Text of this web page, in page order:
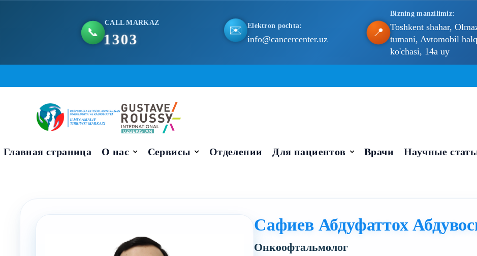
📞
CALL MARKAZ
1303 ✉️ Elektron pochta:
info@cancercenter.uz
📍
Bizning manzilimiz:
Toshkent shahar,
tumani, Avtomobil
ko'chasi, 14a uy
Главная страница О нас Сервисы Отделении Для пациентов Врачи Научные
Сафиев Абдуфаттох
Онкоофтальмолог